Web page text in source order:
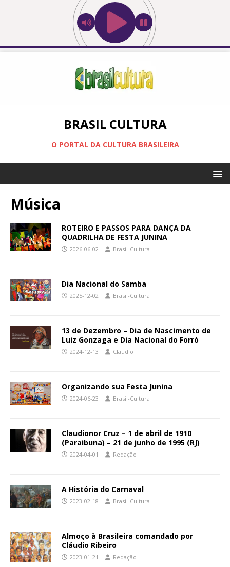
BRASIL CULTURA
O PORTAL DA CULTURA BRASILEIRA
Música
ROTEIRO E PASSOS PARA DANÇA DA
QUADRILHA DE FESTA JUNINA
2026-06-02 Brasil-Cultura
Dia Nacional do Samba
2025-12-02 Brasil-Cultura
13 de Dezembro – Dia de Nascimento de
Luiz Gonzaga e Dia Nacional do Forró
2024-12-13 Claudio
Organizando sua Festa Junina
2024-06-23 Brasil-Cultura
Claudionor Cruz – 1 de abril de 1910
(Paraibuna) – 21 de junho de 1995 (RJ)
2024-04-01 Redação
A História do Carnaval
2023-02-18 Brasil-Cultura
Almoço à Brasileira comandado por
Cláudio Ribeiro
2023-01-21 Redação